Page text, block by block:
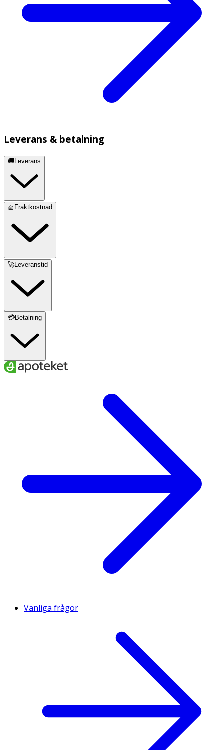
Leverans & betalning
🚚Leverans
🧺Fraktkostnad
🚀Leveranstid
💳Betalning
Vanliga frågor